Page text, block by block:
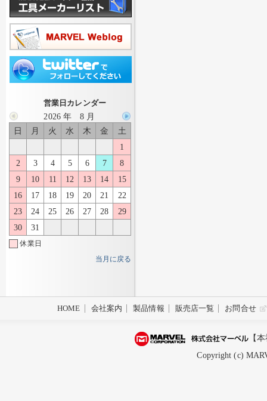
営業日カレンダー
2026 年 8 月
日
月 火 水 木 金
土
1
2
3 4 5 6 7
8
9
10 11 12 13 14
15
16
17 18 19 20 21
22
23
24 25 26 27 28
29
30
31
休業日
当月に戻る
HOME 会社案内 製品情報 販売店一覧 お問合せ
【
Copyright (c)